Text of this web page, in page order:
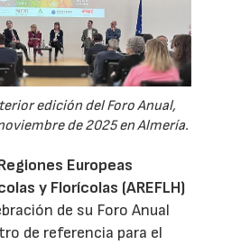
edición del Foro Anual,
de 2025 en Almería.
Europeas
y Florícolas (AREFLH)
de su Foro Anual
de referencia para el